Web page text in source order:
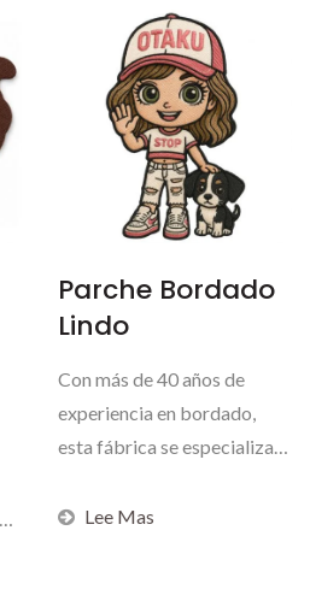
Parche Bordado
Lindo
Con más de 40 años de
experiencia en bordado,
esta fábrica se especializa
Lee Mas